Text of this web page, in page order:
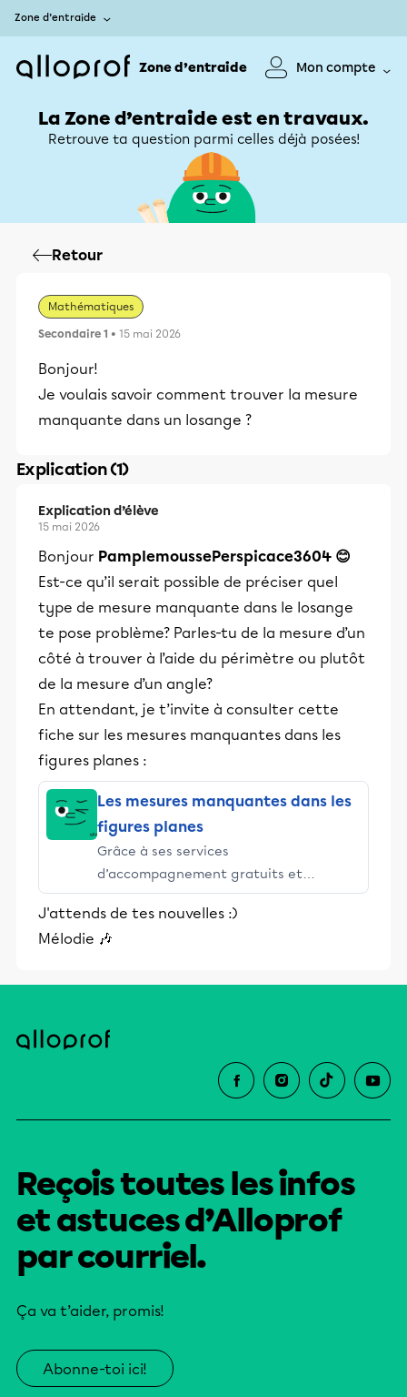
Zone d’entraide
Zone d’entraide Mon compte
La Zone d’entraide est en travaux.
Retrouve ta question parmi celles déjà posées!
Retour
Mathématiques
Secondaire 1 • 15 mai 2026
Bonjour!
Je voulais savoir comment trouver la mesure
manquante dans un losange ?
Explication (1)
Explication d’élève
15 mai 2026
Bonjour PamplemoussePerspicace3604 😊
Est-ce qu’il serait possible de préciser quel
type de mesure manquante dans le losange
te pose problème? Parles-tu de la mesure d’un
côté à trouver à l’aide du périmètre ou plutôt
de la mesure d’un angle?
En attendant, je t’invite à consulter cette
fiche sur les mesures manquantes dans les
figures planes :
Les mesures manquantes dans les
figures planes
Grâce à ses services
d’accompagnement gratuits et
stimulants, Alloprof engage les élèves
et leurs parents dans la réussite
éducative.
J'attends de tes nouvelles :)
Mélodie 🎶
Reçois toutes les infos
et astuces d’Alloprof
par courriel.
Ça va t’aider, promis!
Abonne-toi ici!